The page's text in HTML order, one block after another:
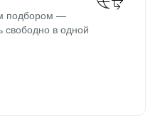
подбором —
свободно в одной